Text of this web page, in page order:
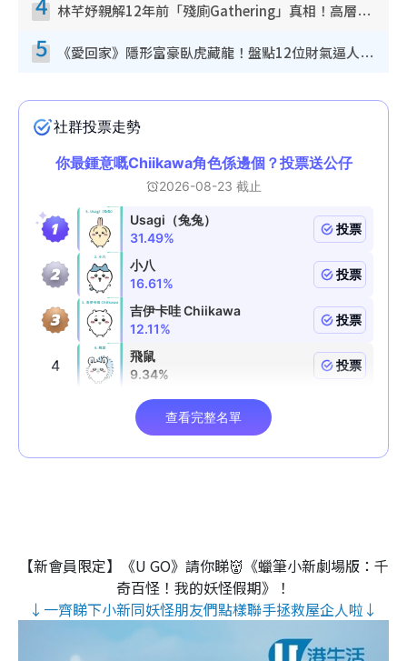
林芊妤親解12年前「殘廁Gathering」真相！高層解約一句話重創尊嚴至今拒返TVB
5 《愛回家》隱形富豪臥虎藏龍！盤點12位財氣逼人的有錢藝人：呢位靚女3億身家唔憂做
【新會員限定】《U GO》請你睇👹《蠟筆小新劇場版：千
奇百怪！我的妖怪假期》！
↓一齊睇下小新同妖怪朋友們點樣聯手拯救屋企人啦↓